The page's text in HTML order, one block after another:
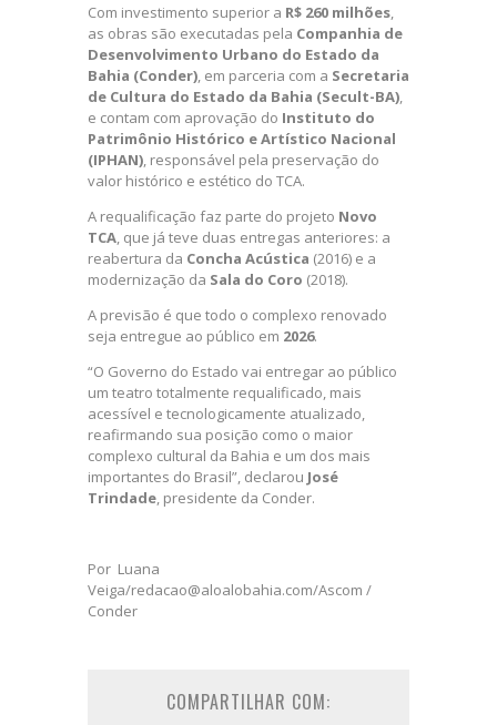
Com investimento superior a R$ 260 milhões,
as obras são executadas pela Companhia de
Desenvolvimento Urbano do Estado da
Bahia (Conder), em parceria com a Secretaria
de Cultura do Estado da Bahia (Secult-BA),
e contam com aprovação do Instituto do
Patrimônio Histórico e Artístico Nacional
(IPHAN), responsável pela preservação do
valor histórico e estético do TCA.
A requalificação faz parte do projeto Novo
TCA, que já teve duas entregas anteriores: a
reabertura da Concha Acústica (2016) e a
modernização da Sala do Coro (2018).
A previsão é que todo o complexo renovado
seja entregue ao público em 2026.
“O Governo do Estado vai entregar ao público
um teatro totalmente requalificado, mais
acessível e tecnologicamente atualizado,
reafirmando sua posição como o maior
complexo cultural da Bahia e um dos mais
importantes do Brasil”, declarou José
Trindade, presidente da Conder.
Por Luana
Veiga/redacao@aloalobahia.com/Ascom /
Conder
COMPARTILHAR COM: